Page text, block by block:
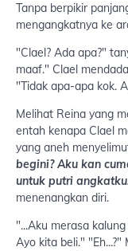
Tanpa berpikir
mengangkatnya ke
"Clael? Ada apa?"
maaf." Clael
"Tidak apa-apa kok.
Melihat Reina yang
entah kenapa Clael
yang aneh
begini? Aku kan
untuk putri
menenangkan diri.
"...Aku merasa
Ayo kita beli."